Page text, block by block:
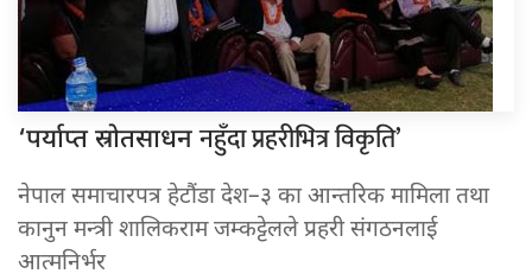
‘पर्याप्त स्रोतसाधननहुँदा प्रहरीभित्र विकृति’
नेपाल समाचारपत्र हेटौंडा देश–३ का आन्तरिक मामिला तथा
कानुन मन्त्री शालिकराम जम्कट्टेलले प्रहरी संगठनलाई
आत्मनिर्भर